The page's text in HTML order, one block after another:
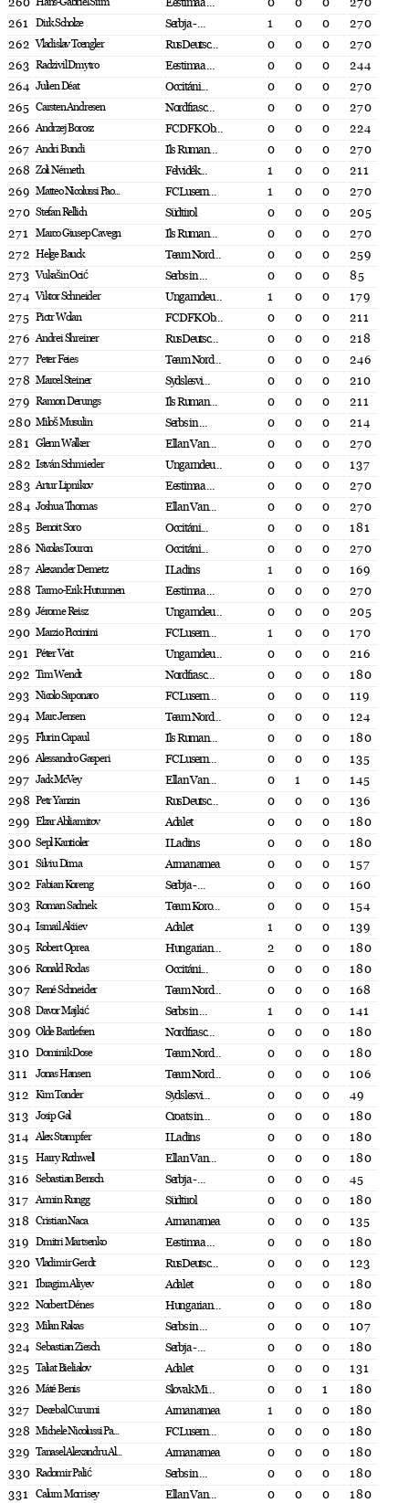
261 Dirk Scholze Serbja - ... 1 0 0
270
262 Vladislav Tcengler RusDeutsc... 0 0 0
270
263 Radzivil Dmytro Eestimaa ... 0 0 0
244
264 Julien Déat Occitáni... 0 0 0
270
265 Carsten Andresen Nordfrasc... 0 0 0
270
266 Andrzej Borosz FC DFK Ob... 0 0 0
224
267 Andri Bundi Ils Ruman... 0 0 0
270
268 Zoli Németh Felvidék... 1 0 0
211
269 Matteo Nicolussi Pao... FC Lusern... 1 0 0
270
270 Stefan Rellich Südtirol 0 0 0
205
271 Marco Giusep Cavegn Ils Ruman... 0 0 0
270
272 Helge Bauck Team Nord... 0 0 0
259
273 Vukašin Ocić Serbs in ... 0 0 0
85
274 Viktor Schneider Ungarndeu... 1 0 0
179
275 Piotr Wolan FC DFK Ob... 0 0 0
211
276 Andrei Shreiner RusDeutsc... 0 0 0
218
277 Peter Feies Team Nord... 0 0 0
246
278 Marcel Steiner Sydslesvi... 0 0 0
210
279 Ramon Derungs Ils Ruman... 0 0 0
211
280 Miloš Musulin Serbs in ... 0 0 0
214
281 Glenn Walker Ellan Van... 0 0 0
270
282 István Schmieder Ungarndeu... 0 0 0
137
283 Artur Lipnikov Eestimaa ... 0 0 0
270
284 Joshua Thomas Ellan Van... 0 0 0
270
285 Benoit Soro Occitáni... 0 0 0
181
286 Nicolas Touron Occitáni... 0 0 0
270
287 Alexander Demetz I Ladins 1 0 0
169
288 Tarmo-Erik Hutunnen Eestimaa ... 0 0 0
270
289 Jérome Reisz Ungarndeu... 0 0 0
205
290 Marzio Piccinini FC Lusern... 1 0 0
170
291 Péter Veit Ungarndeu... 0 0 0
216
292 Tim Wendt Nordfrasc... 0 0 0
180
293 Nicolo Saponaro FC Lusern... 0 0 0
119
294 Marc Jensen Team Nord... 0 0 0
124
295 Flurin Capaul Ils Ruman... 0 0 0
180
296 Alessandro Gasperi FC Lusern... 0 0 0
135
297 Jack McVey Ellan Van... 0 1 0
145
298 Petr Yanzin RusDeutsc... 0 0 0
136
299 Elzar Abliamitov Adalet 0 0 0
180
300 Sepl Kantioler I Ladins 0 0 0
180
301 Silviu Dima Armanamea 0 0 0
157
302 Fabian Koreng Serbja - ... 0 0 0
160
303 Roman Sadnek Team Koro... 0 0 0
154
304 Ismail Akiiev Adalet 1 0 0
139
305 Robert Oprea Hungarian... 2 0 0
180
306 Ronald Rodas Occitáni... 0 0 0
180
307 René Schneider Team Nord... 0 0 0
168
308 Davor Majkić Serbs in ... 1 0 0
141
309 Olde Bartlefsen Nordfrasc... 0 0 0
180
310 Dominik Dose Team Nord... 0 0 0
180
311
Jonas Hansen Team Nord... 0 0 0
106
312 Kim Tønder Sydslesvi... 0 0 0
49
313 Josip Gal Croats in... 0 0 0
180
314 Alex Stampfer I Ladins 0 0 0
180
315 Harry Rothwell Ellan Van... 0 0 0
180
316 Sebastian Bensch Serbja - ... 0 0 0
45
317 Armin Rungg Südtirol 0 0 0
180
318 Cristian Naca Armanamea 0 0 0
135
319 Dmitri Martsenko Eestimaa ... 0 0 0
180
320 Vladimir Gerdt RusDeutsc... 0 0 0
123
321 Ibragim Aliyev Adalet 0 0 0
180
322 Norbert Dénes Hungarian... 0 0 0
180
323 Milan Rakas Serbs in ... 0 0 0
107
324 Sebastian Ziesch Serbja - ... 0 0 0
180
325 Taliat Bielialov Adalet 0 0 0
131
326 Máté Benis Slovak Mi... 0 0 1
180
327 Decebal Curumi Armanamea 1 0 0
180
328 Michele Nicolussi Pa... FC Lusern... 0 0 0
180
329 Tanasel Alexandru Al... Armanamea 0 0 0
180
330 Radomir Palić Serbs in ... 0 0 0
180
331 Calum Morrisey Ellan Van... 0 0 0
180